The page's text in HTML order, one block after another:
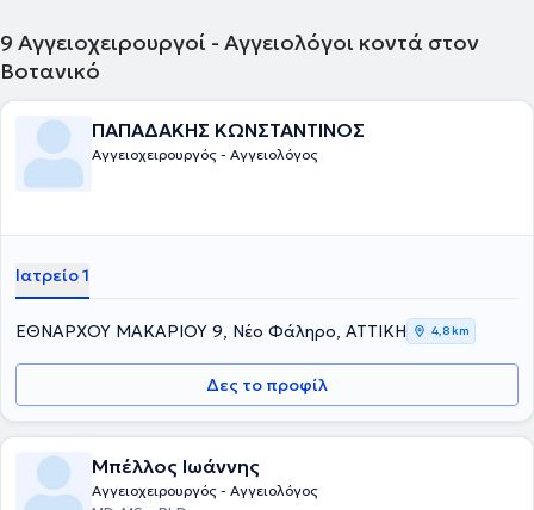
9 Αγγειοχειρουργοί - Αγγειολόγοι κοντά στον
Βοτανικό
ΠΑΠΑΔΑΚΗΣ ΚΩΝΣΤΑΝΤΙΝΟΣ
Αγγειοχειρουργός - Αγγειολόγος
Ιατρείο 1
ΕΘΝΑΡΧΟΥ ΜΑΚΑΡΙΟΥ 9, Νέο Φάληρο, ΑΤΤΙΚΗ 4,8 km
Δες το προφίλ
Μπέλλος Ιωάννης
Αγγειοχειρουργός - Αγγειολόγος